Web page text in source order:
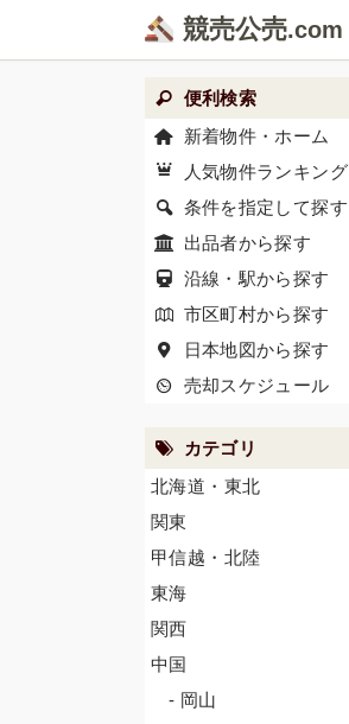
競売公売
便利検索
新着物件・ホーム
人気物件ランキング
条件を指定して探す
出品者から探す
沿線・駅から探す
市区町村から探す
日本地図から探す
売却スケジュール
カテゴリ
北海道・東北
関東
甲信越・北陸
東海
関西
中国
- 岡山